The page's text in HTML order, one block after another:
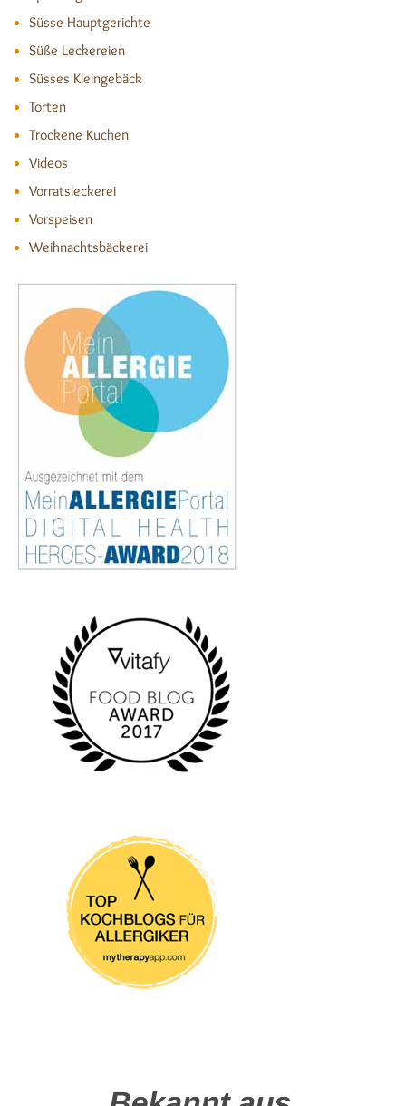
Süsse Hauptgerichte
Süße Leckereien
Süsses Kleingebäck
Torten
Trockene Kuchen
Videos
Vorratsleckerei
Vorspeisen
Weihnachtsbäckerei